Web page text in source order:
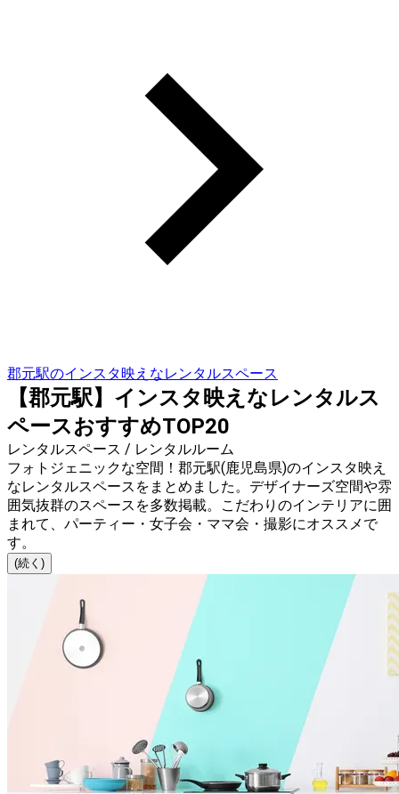
郡元駅のインスタ映えなレンタルスペース
【郡元駅】インスタ映えなレンタルス
ペースおすすめTOP20
レンタルスペース / レンタルルーム
フォトジェニックな空間！郡元駅(鹿児島県)のインスタ映え
なレンタルスペースをまとめました。デザイナーズ空間や雰
囲気抜群のスペースを多数掲載。こだわりのインテリアに囲
まれて、パーティー・女子会・ママ会・撮影にオススメで
す。
(続く)